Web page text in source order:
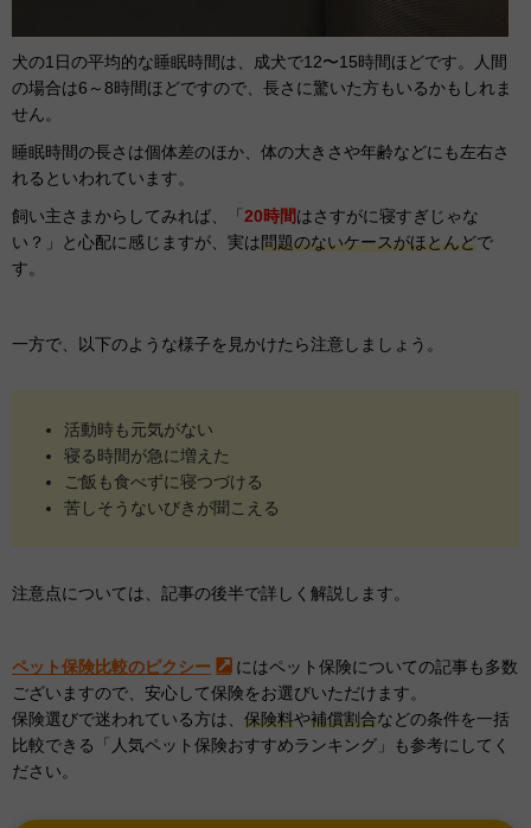
犬の1日の平均的な睡眠時間は、成犬で12〜15時間ほどです。人間
の場合は6～8時間ほどですので、長さに驚いた方もいるかもしれま
せん。
睡眠時間の長さは個体差のほか、体の大きさや年齢などにも左右さ
れるといわれています。
飼い主さまからしてみれば、「 20時間はさすがに寝すぎじゃな
い？」と心配に感じますが、実は問題のないケースがほとんどで
す。
一方で、以下のような様子を見かけたら注意しましょう。
活動時も元気がない
寝る時間が急に増えた
ご飯も食べずに寝つづける
苦しそうないびきが聞こえる
注意点については、記事の後半で詳しく解説します。
ペット保険比較のピクシー
にはペット保険についての記事も多数
ございますので、安心して保険をお選びいただけます。
保険選びで迷われている方は、 保険料や補償割合などの条件を一括
比較できる「人気ペット保険おすすめランキング」も参考にしてく
ださい。